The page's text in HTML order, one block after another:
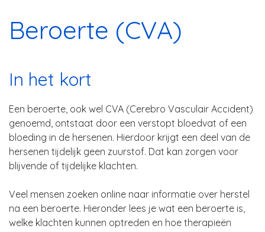
Beroerte (CVA)
In het kort
Een beroerte, ook wel CVA (Cerebro Vasculair Accident)
genoemd, ontstaat door een verstopt bloedvat of een
bloeding in de hersenen. Hierdoor krijgt een deel van de
hersenen tijdelijk geen zuurstof. Dat kan zorgen voor
blijvende of tijdelijke klachten.
Veel mensen zoeken online naar informatie over herstel
na een beroerte. Hieronder lees je wat een beroerte is,
welke klachten kunnen optreden en hoe therapieën